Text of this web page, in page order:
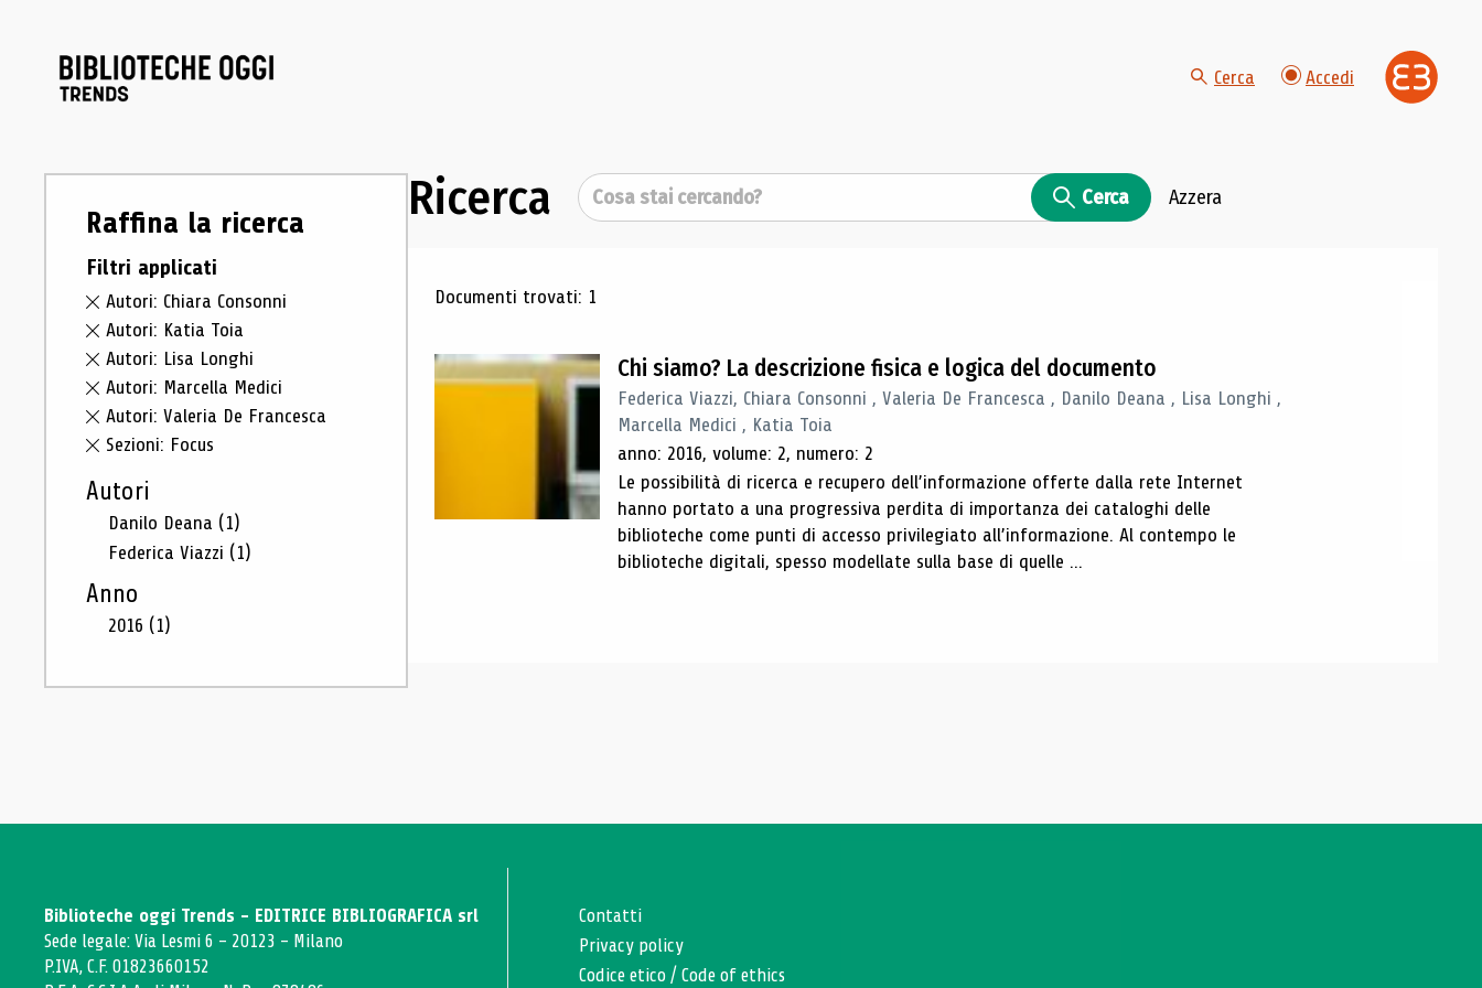
Cerca Accedi
Raffina la ricerca
Filtri applicati
Autori: Chiara Consonni
Autori: Katia Toia
Autori: Lisa Longhi
Autori: Marcella Medici
Autori: Valeria De Francesca
Sezioni: Focus
Autori
Danilo Deana (1)
Federica Viazzi (1)
Anno
2016 (1)
Ricerca Cerca Cerca Azzera
Risultati di ricerca
Documenti trovati: 1
Chi siamo? La descrizione fisica e logica del documento
Federica Viazzi, Chiara Consonni , Valeria De Francesca , Danilo Deana , Lisa Longhi ,
Marcella Medici , Katia Toia
anno: 2016, volume: 2, numero: 2
Le possibilità di ricerca e recupero dell’informazione offerte dalla rete Internet
hanno portato a una progressiva perdita di importanza dei cataloghi delle
biblioteche come punti di accesso privilegiato all’informazione. Al contempo le
biblioteche digitali, spesso modellate sulla base di quelle ...
Biblioteche oggi Trends - EDITRICE BIBLIOGRAFICA srl
Sede legale: Via Lesmi 6 - 20123 - Milano
P.IVA, C.F. 01823660152
Contatti
Privacy policy
Codice etico /Code of ethics